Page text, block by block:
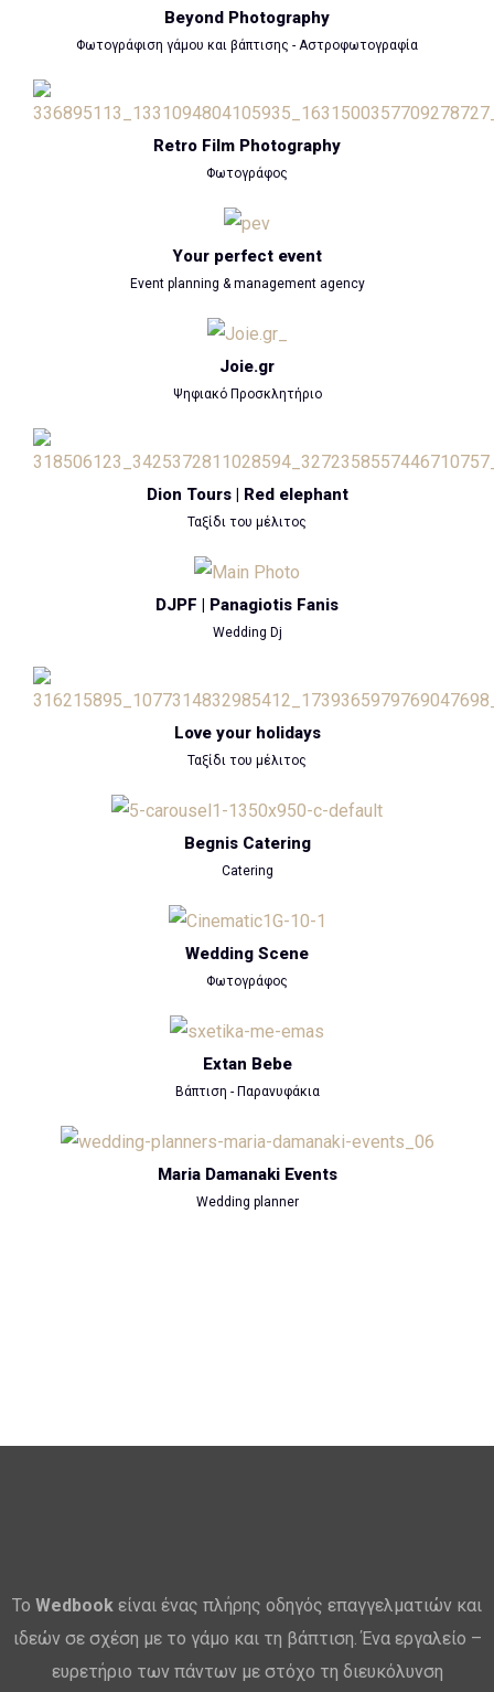
Beyond Photography
Φωτογράφιση γάμου και βάπτισης - Αστροφωτογραφία
Retro Film Photography
Φωτογράφος
Your perfect event
Event planning & management agency
Joie.gr
Ψηφιακό Προσκλητήριο
Dion Tours | Red elephant
Ταξίδι του μέλιτος
DJPF | Panagiotis Fanis
Wedding Dj
Love your holidays
Ταξίδι του μέλιτος
Begnis Catering
Catering
Wedding Scene
Φωτογράφος
Extan Bebe
Βάπτιση - Παρανυφάκια
Maria Damanaki Events
Wedding planner
Το Wedbook είναι ένας πλήρης οδηγός επαγγελματιών και
ιδεών σε σχέση με το γάμο και τη βάπτιση. Ένα εργαλείο –
ευρετήριο των πάντων με στόχο τη διευκόλυνση